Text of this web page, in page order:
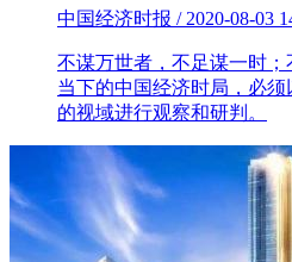
中国经济时报 / 2020-08-03
不谋万世者，不足谋一时；
当下的中国经济时局，必
的视域进行观察和研判。